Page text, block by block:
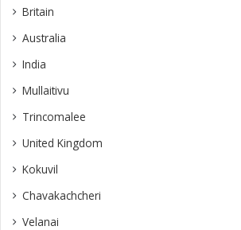
Britain
Australia
India
Mullaitivu
Trincomalee
United Kingdom
Kokuvil
Chavakachcheri
Velanai